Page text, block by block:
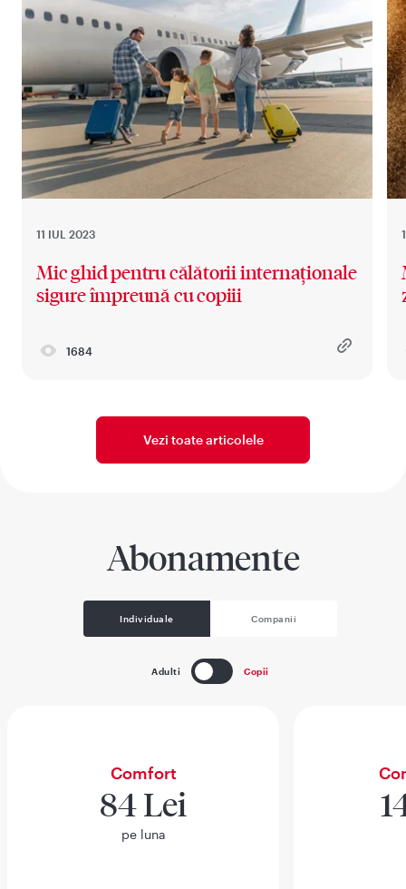
11 IUL 2023
Mic ghid pentru călătorii internaționale
sigure împreună cu copiii
1684
Vezi toate articolele
Abonamente
Individuale Companii
Adulti Copii
Comfort
84 Lei
pe luna